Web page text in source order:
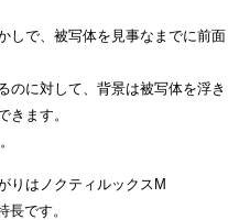
しで、被写体を見事なまでに前面
のに対して、背景は被写体を浮き
きます。
りはノクティルックスM
です。